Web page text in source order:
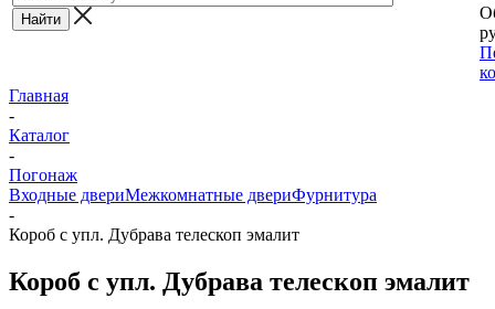
Главная
-
Каталог
-
Погонаж
Входные двериМежкомнатные двериФурнитура
-
Короб с упл. Дубрава телескоп эмалит
Короб с упл. Дубрава телескоп эмалит